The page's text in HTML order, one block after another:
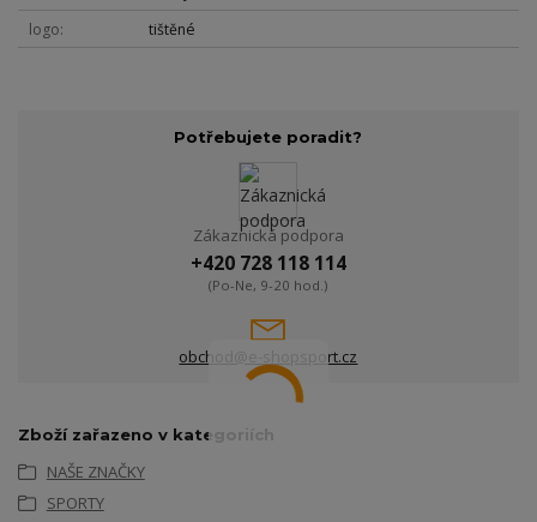
logo
tištěné
Potřebujete poradit?
Zákaznická podpora
+420 728 118 114
(Po-Ne, 9-20 hod.)
obchod@e-shopsport.cz
Zboží zařazeno v kategoriích
NAŠE ZNAČKY
SPORTY